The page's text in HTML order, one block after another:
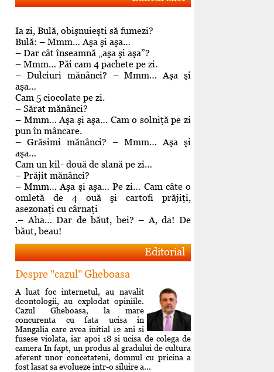
Ia zi, Bulă, obişnuieşti să fumezi?
Bulă: – Mmm… Aşa şi aşa…
– Dar cât înseamnă „aşa şi aşa”?
– Mmm… Păi cam 4 pachete pe zi.
– Dulciuri mănânci? – Mmm… Aşa şi
aşa…
Cam 5 ciocolate pe zi.
– Sărat mănânci?
– Mmm… Aşa şi aşa… Cam o solniţă pe zi
pun în mâncare.
– Grăsimi mănânci? – Mmm… Aşa şi
aşa…
Cam un kil- două de slană pe zi…
– Prăjit mănânci?
– Mmm… Aşa şi aşa… Pe zi… Cam câte o
omletă de 4 ouă şi cartofi prăjiţi,
asezonaţi cu cârnaţi
.– Aha… Dar de băut, bei? – A, da! De
băut, beau!
Editorial
Despre "cazul" Gheboasa
A luat foc internetul, au navalit
deontologii, au explodat opiniile.
Cazul Gheboasa, la mare
concurenta cu fata ucisa in
Mangalia care avea initial 12 ani si
fusese violata, iar apoi 18 si ucisa de colega de
camera In fapt, un produs al gradului de cultura
aferent unor concetateni, domnul cu pricina a
fost lasat sa evolueze intr-o siluire a...